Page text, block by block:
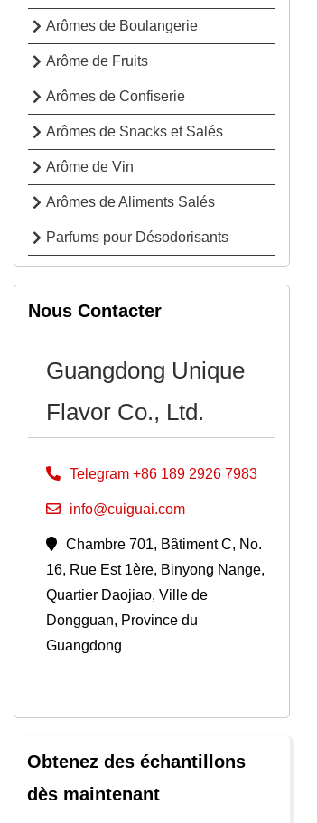
Arômes de Boulangerie
Arôme de Fruits
Arômes de Confiserie
Arômes de Snacks et Salés
Arôme de Vin
Arômes de Aliments Salés
Parfums pour Désodorisants
Nous Contacter
Guangdong Unique
Flavor Co., Ltd.
Telegram +86 189 2926 7983
info@cuiguai.com
Chambre 701, Bâtiment C, No.
16, Rue Est 1ère, Binyong Nange,
Quartier Daojiao, Ville de
Dongguan, Province du
Guangdong
Obtenez des échantillons
dès maintenant